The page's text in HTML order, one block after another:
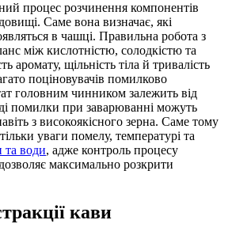
процес розчинення компонентів
Саме вона визначає, які
в чашці. Правильна робота з
між кислотністю, солодкістю та
аромату, щільність тіла й тривалість
поціновувачів помилково
головним чинником залежить від
помилки при заварюванні можуть
з високоякісного зерна. Саме тому
уваги помелу, температурі та
та води, адже контроль процесу
максимально розкрити
кави